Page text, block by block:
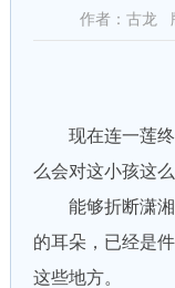
作者：古龙
现在连一莲终
么会对这小孩这么
能够折断潇湘
的耳朵，已经是
这些地方。